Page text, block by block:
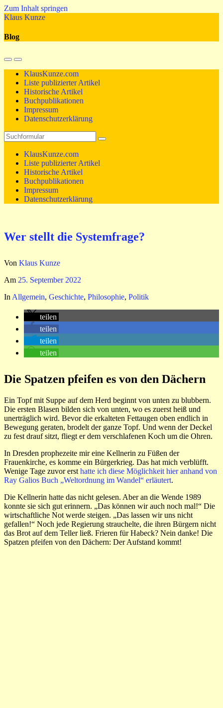
Zum Inhalt springen
Klaus Kunze
Blog
Mobil-
Menü
umschalten
Suchfeld
umschalten
KlausKunze.com
Liste publizierter Artikel
Historische Artikel
Buchpublikationen
Impressum
Datenschutzerklärung
Suchen
KlausKunze.com
Liste publizierter Artikel
Historische Artikel
Buchpublikationen
Impressum
Datenschutzerklärung
Wer stellt die Systemfrage?
Von Klaus Kunze
Am 25. September 2022
InAllgemein, Geschichte, Philosophie, Politik
teilen
teilen
teilen
teilen
Die Spatzen pfeifen es von den Dächern
Ein Topf mit Suppe auf dem Herd beginnt von unten zu blubbern.
Die ersten Blasen bilden sich von unten, wo es zuerst heiß und
unerträglich wird. Bevor die erkalteten Fettaugen oben endlich in
Bewegung geraten, brodelt der ganze Topf. Und wenn der Deckel
zu fest drauf sitzt, fliegt er dem verschlafenen Koch um die Ohren.
In Dresden prophezeite mir eine Kellnerin zu Füßen der
Frauenkirche, es komme ein Bürgerkrieg. Das hat mich verblüfft.
Wenige Tage zuvor erst hatte ich diese Möglichkeit hier anhand von
Ray Galios Buch „Weltordnung im Wandel“ erläutert.
Die Kellnerin hatte das nicht gelesen. Aber an die Wende 1989
konnte sie sich gut erinnern. „Das können wir auch noch mal!“ Die
wirtschaftliche Not werde steigen. „Das lassen wir uns nicht
gefallen!“ Noch jede Regierung strauchelte, die ihren Bürgern nicht
das Brot auf dem Teller ließ. Frieren für Habeck? Nein danke! Die
Spatzen pfeifen von den Dächern: Der Aufstand kommt!